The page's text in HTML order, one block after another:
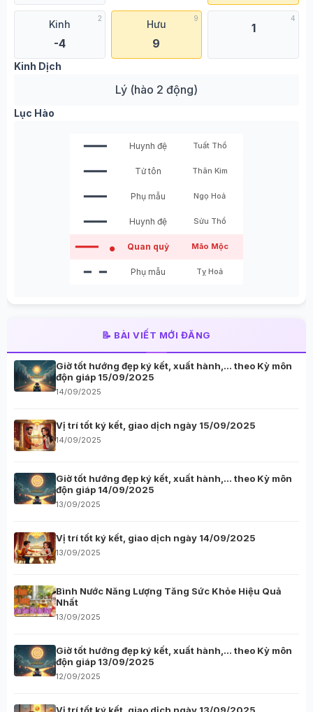
2
Kinh
-4
9
Hưu
9
4
1
Kinh Dịch
Lý (hào 2 động)
Lục Hào
━━━ Huynh đệ Tuất Thổ
━━━ Tử tôn Thân Kim
━━━ Phụ mẫu Ngọ Hoả
━━━ Huynh đệ Sửu Thổ
━━━ ● Quan quỷ Mão Mộc
━ ━ Phụ mẫu Tỵ Hoả
📝 BÀI VIẾT MỚI ĐĂNG
Giờ tốt hướng đẹp ký kết, xuất hành,… theo Kỳ môn
độn giáp 15/09/2025
14/09/2025
Vị trí tốt ký kết, giao dịch ngày 15/09/2025
14/09/2025
Giờ tốt hướng đẹp ký kết, xuất hành,… theo Kỳ môn
độn giáp 14/09/2025
13/09/2025
Vị trí tốt ký kết, giao dịch ngày 14/09/2025
13/09/2025
Bình Nước Năng Lượng Tăng Sức Khỏe Hiệu Quả
Nhất
13/09/2025
Giờ tốt hướng đẹp ký kết, xuất hành,… theo Kỳ môn
độn giáp 13/09/2025
12/09/2025
Vị trí tốt ký kết, giao dịch ngày 13/09/2025